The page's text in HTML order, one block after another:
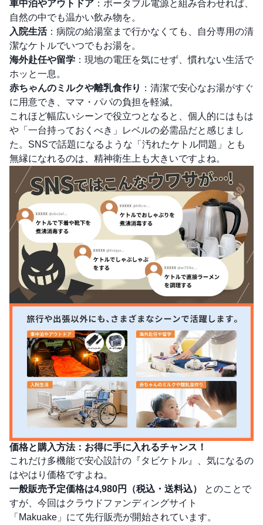
車中泊やアウトドア ：ポータブル電源と組み合わせれば、
自然の中でも温かい飲み物を。
入院生活：病院の給湯室まで行かなくても、自分専用の清
潔なケトルでいつでもお湯を。
海外赴任や留学 ：現地の電圧を気にせず、慣れない生活で
ホッと一息。
赤ちゃんのミルクや離乳食作り ：清潔で安心なお湯がすぐ
に用意でき、ママ・パパの負担を軽減。
これほど幅広いシーンで役立つとなると、個人的にはもは
や「一台持っておくべき」レベルの必需品だと感じまし
た。SNSで話題になるような「汚れたケトル問題」とも
無縁になれるのは、精神衛生上も大きいですよね。
価格と購入方法：お得に手に入れるチャンス！
これだけ多機能で安心設計の『タビケトル』、気になるの
はやはり価格ですよね。
一般販売予定価格は4,980円（税込・送料込）
とのことで
すが、今回はクラウドファンディングサイト
「Makuake」にて先行販売が開始されています。